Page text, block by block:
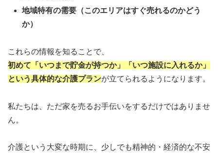
地域特有の需要（このエリアはすぐ売れるのかどう
か）
これらの情報を知ることで、
初めて「いつまで貯金が持つか」「いつ施設に入れるか」
という具体的な介護プランが立てられるようになります。
私たちは、ただ家を売るお手伝いをするだけではありませ
ん。
介護という大変な時期に、少しでも精神的・経済的な不安